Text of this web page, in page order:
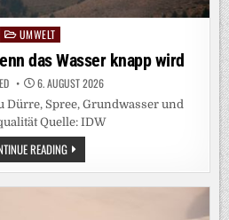
Posted
in
UMWELT
das Wasser knapp wird
6. AUGUST 2026
Spree, Grundwasser und
Quelle: IDW
READINGEXPERTENDIENST:
WENN
DAS